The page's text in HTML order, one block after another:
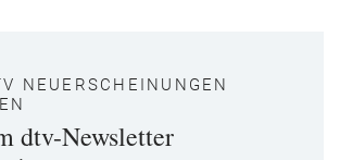
NEUERSCHEINUNGEN
dtv-Newsletter